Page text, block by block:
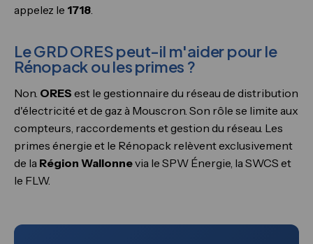
appelez le 1718.
Le GRD ORES peut-il m'aider pour le
Rénopack ou les primes ?
Non. ORES est le gestionnaire du réseau de distribution
d'électricité et de gaz à Mouscron. Son rôle se limite aux
compteurs, raccordements et gestion du réseau. Les
primes énergie et le Rénopack relèvent exclusivement
de la Région Wallonnevia le SPW Énergie, la SWCS et
le FLW.